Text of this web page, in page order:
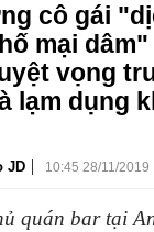
cô gái
mại
vọng
lạm dụng
JD | 10:45 28/11/2019
quán bar tại